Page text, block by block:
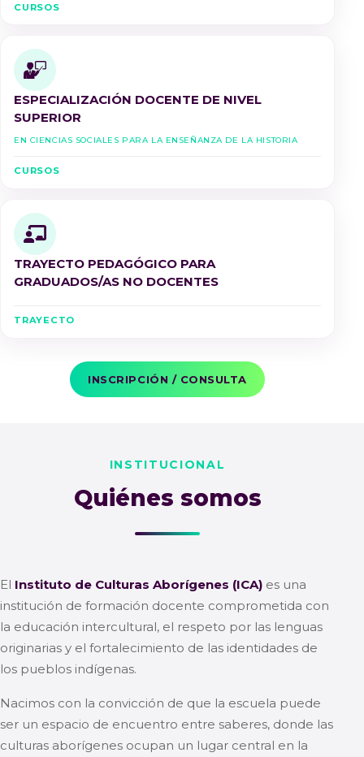
CURSOS
ESPECIALIZACIÓN DOCENTE DE NIVEL
SUPERIOR
en Ciencias Sociales para la Enseñanza de la Historia
CURSOS
TRAYECTO PEDAGÓGICO PARA
GRADUADOS/AS NO DOCENTES
TRAYECTO
INSCRIPCIÓN / CONSULTA
INSTITUCIONAL
Quiénes somos
El Instituto de Culturas Aborígenes (ICA) es una
institución de formación docente comprometida con
la educación intercultural, el respeto por las lenguas
originarias y el fortalecimiento de las identidades de
los pueblos indígenas.
Nacimos con la convicción de que la escuela puede
ser un espacio de encuentro entre saberes, donde las
culturas aborígenes ocupan un lugar central en la